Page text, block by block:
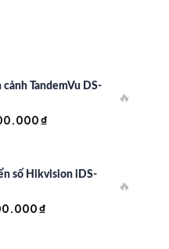
TandemVu DS-
₫.
₫
là:
35.000.000 ₫.
🔥
số Hikvision iDS-
₫
🔥